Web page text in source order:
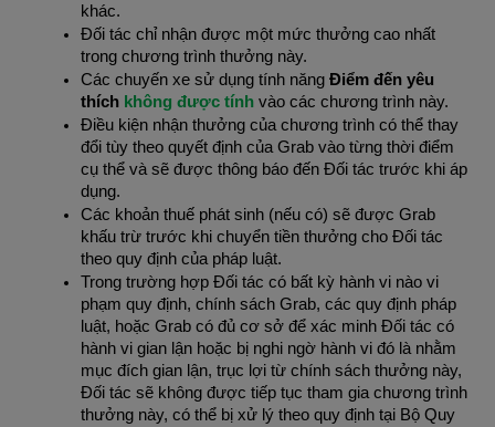
khác.
Đối tác chỉ nhận được một mức thưởng cao nhất
trong chương trình thưởng này.
Các chuyến xe sử dụng tính năng Điểm đến yêu
thích không được tính vào các chương trình này.
Điều kiện nhận thưởng của chương trình có thể thay
đổi tùy theo quyết định của Grab vào từng thời điểm
cụ thể và sẽ được thông báo đến Đối tác trước khi áp
dụng.
Các khoản thuế phát sinh (nếu có) sẽ được Grab
khấu trừ trước khi chuyển tiền thưởng cho Đối tác
theo quy định của pháp luật.
Trong trường hợp Đối tác có bất kỳ hành vi nào vi
phạm quy định, chính sách Grab, các quy định pháp
luật, hoặc Grab có đủ cơ sở để xác minh Đối tác có
hành vi gian lận hoặc bị nghi ngờ hành vi đó là nhằm
mục đích gian lận, trục lợi từ chính sách thưởng này,
Đối tác sẽ không được tiếp tục tham gia chương trình
thưởng này, có thể bị xử lý theo quy định tại Bộ Quy